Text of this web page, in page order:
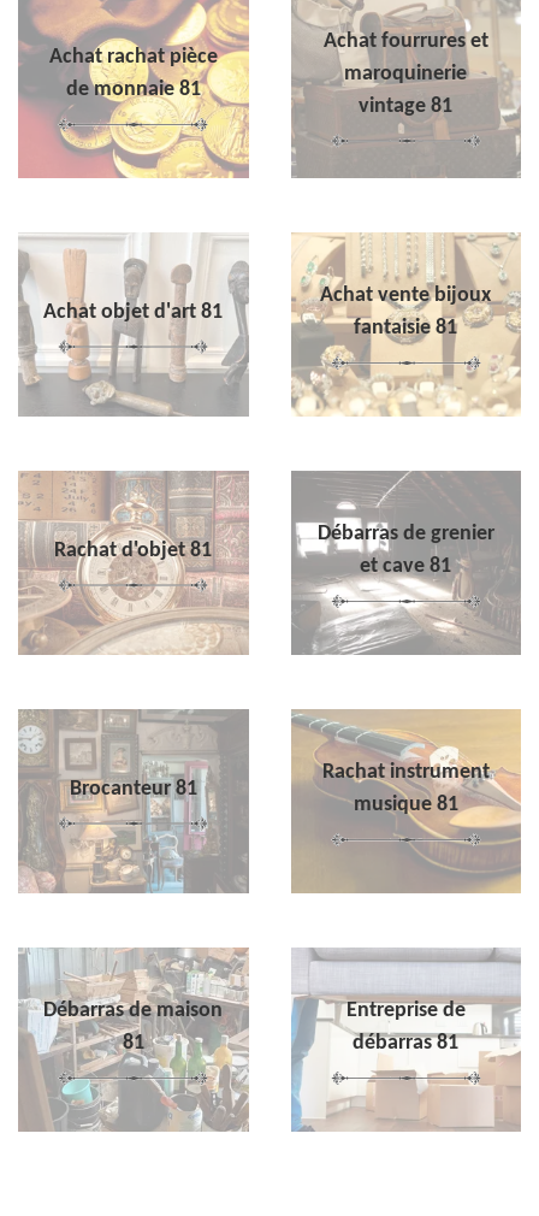
Achat rachat pièce
de monnaie 81
Achat fourrures et
maroquinerie
vintage 81
Achat objet d'art 81
Achat vente bijoux
fantaisie 81
Rachat d'objet 81
Débarras de grenier
et cave 81
Brocanteur 81
Rachat instrument
musique 81
Débarras de maison
81
Entreprise de
débarras 81